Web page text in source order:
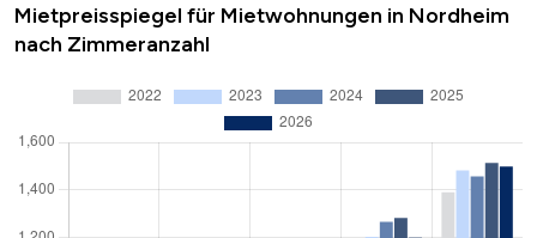
Mietpreisspiegel für Mietwohnungen in Nordheim
nach Zimmeranzahl